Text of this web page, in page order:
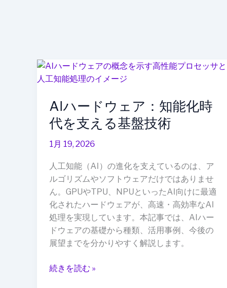
AIハードウェア：知能化時
代を支える基盤技術
1月 19, 2026
人工知能（AI）の進化を支えているのは、ア
ルゴリズムやソフトウェアだけではありませ
ん。GPUやTPU、NPUといったAI向けに最適
化されたハードウェアが、高速・高効率なAI
処理を実現しています。本記事では、AIハー
ドウェアの基礎から種類、活用事例、今後の
展望までを分かりやすく解説します。
AI
ハ
ド
ウ
ェ
ア：
能
化
時
代
を
支
え
基
続きを読む »